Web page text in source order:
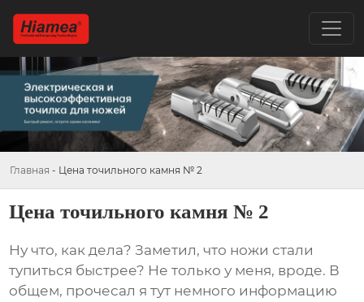
Главная - Цена точильного камня № 2
Цена точильного камня № 2
Ну что, как дела? Заметил, что ножи стали
тупиться быстрее? Не только у меня, вроде. В
общем, прочесал я тут немного информацию